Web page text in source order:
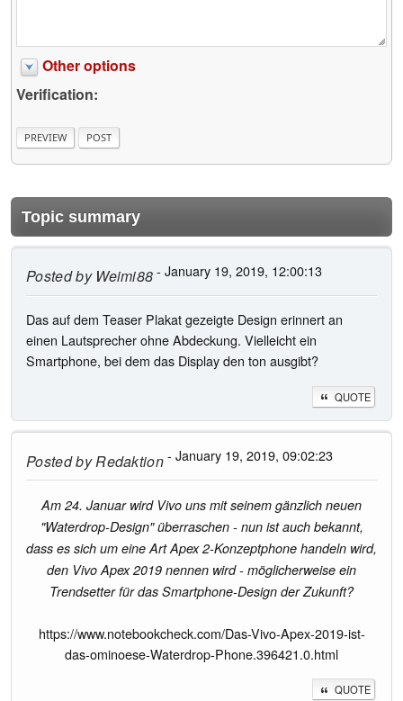
Other options
Verification:
Topic summary
Posted byWeimi88- January 19, 2019, 12:00:13
Das auf dem Teaser Plakat gezeigte Design erinnert an
einen Lautsprecher ohne Abdeckung. Vielleicht ein
Smartphone, bei dem das Display den ton ausgibt?
QUOTE
Posted byRedaktion- January 19, 2019, 09:02:23
Am 24. Januar wird Vivo uns mit seinem gänzlich neuen
"Waterdrop-Design" überraschen - nun ist auch bekannt,
dass es sich um eine Art Apex 2-Konzeptphone handeln wird,
den Vivo Apex 2019 nennen wird - möglicherweise ein
Trendsetter für das Smartphone-Design der Zukunft?
https://www.notebookcheck.com/Das-Vivo-Apex-2019-ist-
das-ominoese-Waterdrop-Phone.396421.0.html
QUOTE